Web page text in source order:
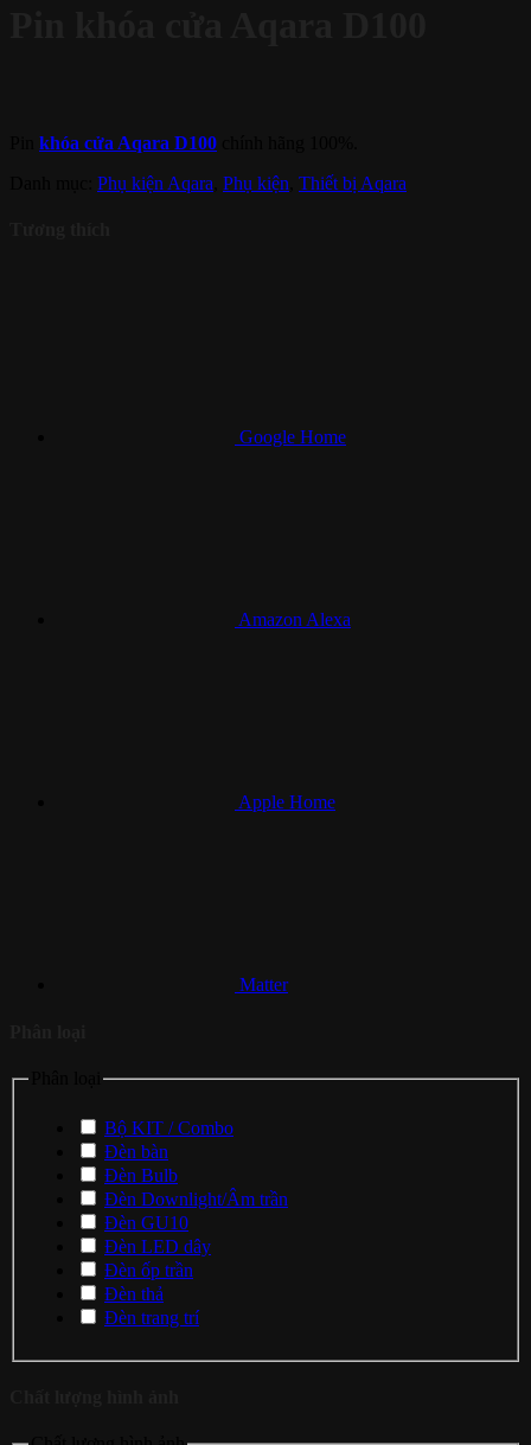
khóa cửa Aqara D100
Phụ kiện Aqara Phụ kiện Thiết bị Aqara
Google Home
Amazon Alexa
Apple Home
Matter
Bộ KIT / Combo
Đèn bàn
Đèn Bulb
Đèn Downlight/Âm trần
Đèn GU10
Đèn LED dây
Đèn ốp trần
Đèn thả
Đèn trang trí